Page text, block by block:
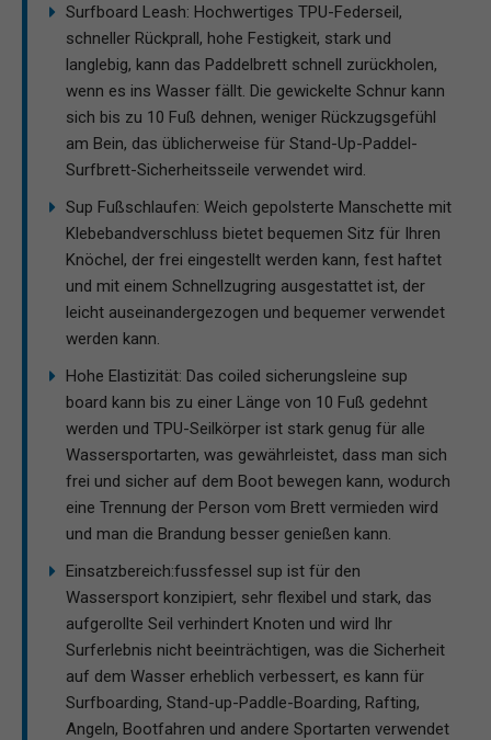
Surfboard Leash: Hochwertiges TPU-Federseil,
schneller Rückprall, hohe Festigkeit, stark und
langlebig, kann das Paddelbrett schnell zurückholen,
wenn es ins Wasser fällt. Die gewickelte Schnur kann
sich bis zu 10 Fuß dehnen, weniger Rückzugsgefühl
am Bein, das üblicherweise für Stand-Up-Paddel-
Surfbrett-Sicherheitsseile verwendet wird.
Sup Fußschlaufen: Weich gepolsterte Manschette mit
Klebebandverschluss bietet bequemen Sitz für Ihren
Knöchel, der frei eingestellt werden kann, fest haftet
und mit einem Schnellzugring ausgestattet ist, der
leicht auseinandergezogen und bequemer verwendet
werden kann.
Hohe Elastizität: Das coiled sicherungsleine sup
board kann bis zu einer Länge von 10 Fuß gedehnt
werden und TPU-Seilkörper ist stark genug für alle
Wassersportarten, was gewährleistet, dass man sich
frei und sicher auf dem Boot bewegen kann, wodurch
eine Trennung der Person vom Brett vermieden wird
und man die Brandung besser genießen kann.
Einsatzbereich:fussfessel sup ist für den
Wassersport konzipiert, sehr flexibel und stark, das
aufgerollte Seil verhindert Knoten und wird Ihr
Surferlebnis nicht beeinträchtigen, was die Sicherheit
auf dem Wasser erheblich verbessert, es kann für
Surfboarding, Stand-up-Paddle-Boarding, Rafting,
Angeln, Bootfahren und andere Sportarten verwendet